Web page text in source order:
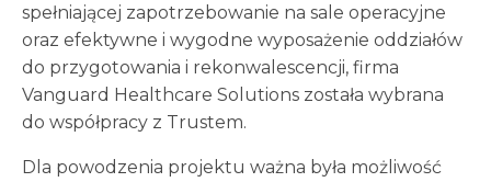
spełniającej zapotrzebowanie na sale operacyjne
oraz efektywne i wygodne wyposażenie oddziałów
do przygotowania i rekonwalescencji, firma
Vanguard Healthcare Solutions została wybrana
do współpracy z Trustem.
Dla powodzenia projektu ważna była możliwość